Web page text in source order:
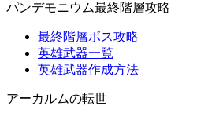
パンデモニウム最終階層攻略
最終階層ボス攻略
英雄武器一覧
英雄武器作成方法
アーカルムの転世